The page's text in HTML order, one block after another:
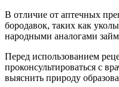
В отличие от аптечных
бородавок, таких как
народными аналогами
Перед использованием
проконсультироваться с
выяснить природу